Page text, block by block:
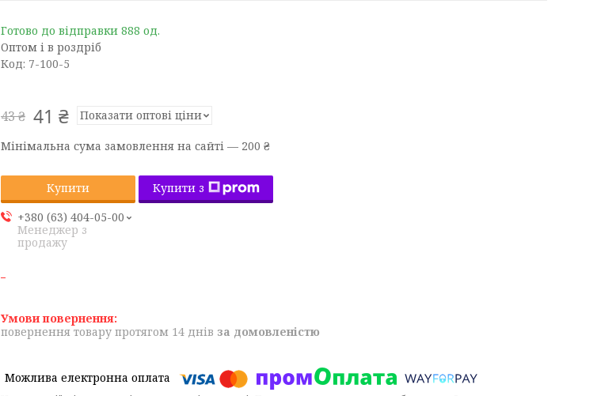
Готово до відправки 888 од.
Оптом і в роздріб
Код: 7-100-5
43 ₴ 41 ₴ Показати оптові ціни
Мінімальна сума замовлення на сайті — 200 ₴
Купити
Купити з
+380 (63) 404-05-00
Менеджер з
продажу
повернення товару протягом 14 днів за домовленістю